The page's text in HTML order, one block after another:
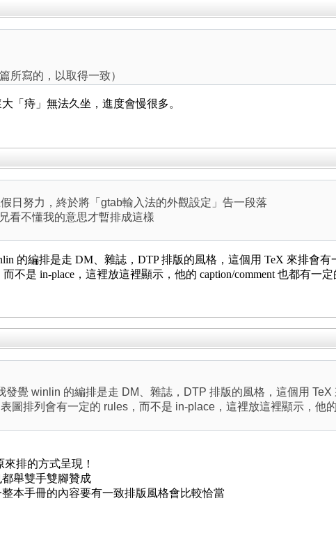
所寫的，以取得一致）
「痔」無法久坐，進度會慢很多。
日努力，終於將「gtab輸入法的外觀設定」告一段落
看不懂我的意思才暫排成這樣
的編排是走 DM、雜誌，DTP 排版的風格，這個用 TeX 來排會
不是 in-place，這裡放這裡顯示，他的 caption/comment 也都有一
覺 winlin 的編排是走 DM、雜誌，DTP 排版的風格，這個用
圖排列會有一定的 rules，而不是 in-place，這裡放這裡顯示，他
排的方式呈現！
舉雙手雙腳贊成
本手冊的內容要有一致排版風格會比較恰當